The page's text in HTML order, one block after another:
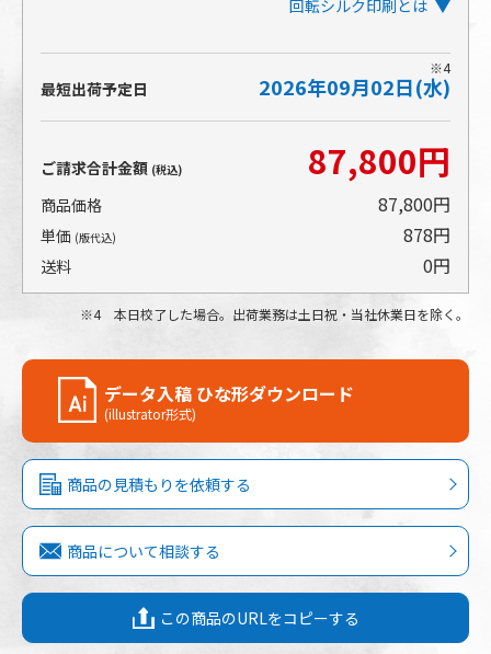
回転シルク印刷とは
アイテムを回転させながら印刷するタイプのシルク印
アイテムの表面にインクを盛る印刷方法であるため、
発色の美しさや、細かい文字や小さな柄の再現性が高
いところも特長です。
※4
最短出荷予定日 2026年09月02日(水)
ご請求合計金額 (税込) 87,800円
商品価格 87,800円
単価 (版代込) 878円
送料 0円
4 本日校了した場合。出荷業務は土日祝・当社休業日を除く。
データ入稿 ひな形ダウンロード
(illustrator形式)
商品の見積もりを依頼する
商品について相談する
この商品のURLをコピーする